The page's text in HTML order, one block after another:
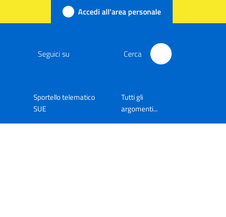
Accedi all'area personale
Seguici su Cerca
Sportello telematico
SUE
Tutti gli
argomenti...